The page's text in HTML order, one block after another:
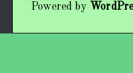
Працівники
Powered by